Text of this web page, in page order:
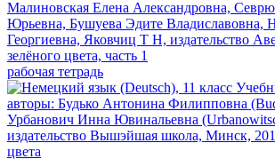
рабочая тетрадь